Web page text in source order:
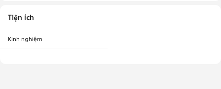
Tiện ích
Kinh nghiệm